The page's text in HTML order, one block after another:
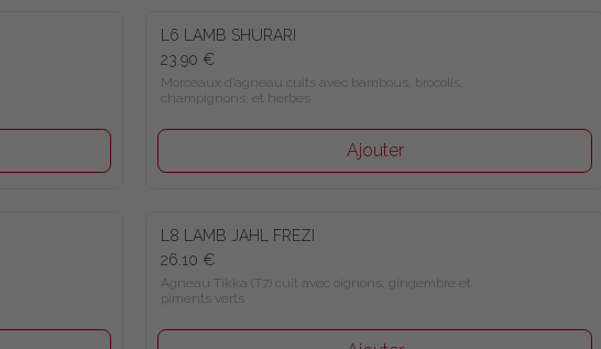
L6 LAMB SHURARI
23.90 €
Morceaux d’agneau cuits avec bambous, brocolis,
champignons, et herbes
Ajouter
L8 LAMB JAHL FREZI
26.10 €
Agneau Tikka (T7) cuit avec oignons, gingembre et piments
verts